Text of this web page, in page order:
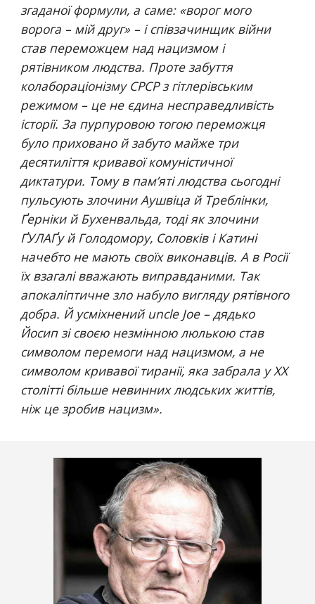
згаданої формули, а саме: «ворог мого
ворога – мій друг» – і співзачинщик війни
став переможцем над нацизмом і
рятівником людства. Проте забуття
колабораціонізму СРСР з гітлерівським
режимом – це не єдина несправедливість
історії. За пурпуровою тогою переможця
було приховано й забуто майже три
десятиліття кривавої комуністичної
диктатури. Тому в пам’яті людства сьогодні
пульсують злочини Аушвіца й Треблінки,
Ґерніки й Бухенвальда, тоді як злочини
ҐУЛАҐу й Голодомору, Соловків і Катині
начебто не мають своїх виконавців. А в Росії
їх взагалі вважають виправданими. Так
апокаліптичне зло набуло вигляду рятівного
добра. Й усміхнений uncle Joe – дядько
Йосип зі своєю незмінною люлькою став
символом перемоги над нацизмом, а не
символом кривавої тиранії, яка забрала у ХХ
столітті більше невинних людських життів,
ніж це зробив нацизм».